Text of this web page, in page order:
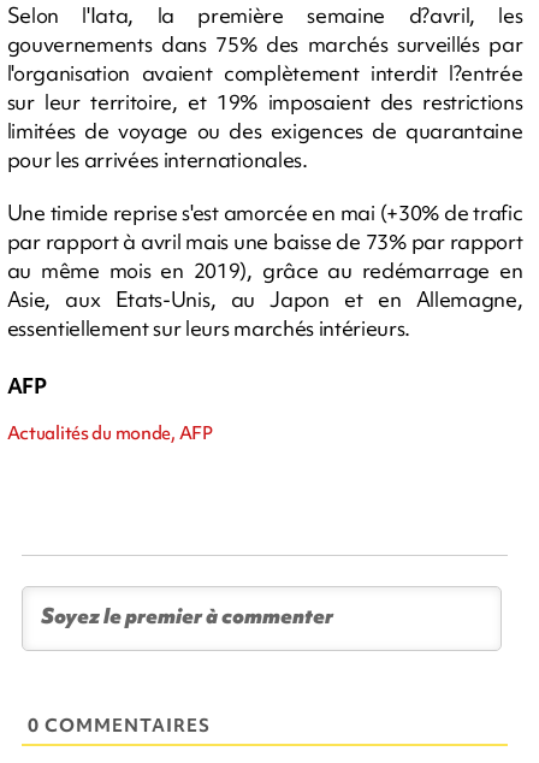
Selon l'Iata, la première semaine d?avril, les
gouvernements dans 75% des marchés surveillés par
l'organisation avaient complètement interdit l?entrée
sur leur territoire, et 19% imposaient des restrictions
limitées de voyage ou des exigences de quarantaine
pour les arrivées internationales.
Une timide reprise s'est amorcée en mai (+30% de trafic
par rapport à avril mais une baisse de 73% par rapport
au même mois en 2019), grâce au redémarrage en
Asie, aux Etats-Unis, au Japon et en Allemagne,
essentiellement sur leurs marchés intérieurs.
AFP
Actualités du monde, AFP
0 COMMENTAIRES